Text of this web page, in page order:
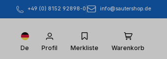
+49 (0) 8152 92898-0 info@sautershop.de
De Profil Merkliste Warenkorb